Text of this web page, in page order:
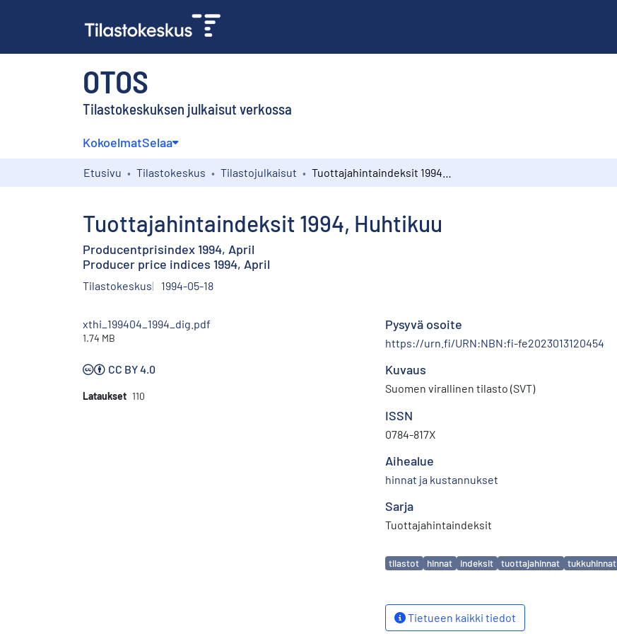
OTOS
Tilastokeskuksen julkaisut verkossa
KokoelmatSelaa
Etusivu Tilastokeskus Tilastojulkaisut
Tuottajahintaindeksit 1994, Huhtikuu
Producentprisindex 1994, April
Producer price indices 1994, April
Tilastokeskus 1994-05-18
xthi_199404_1994_dig.pdf
1.74 MB
CC BY 4.0
Lataukset 110
Pysyvä osoite
https://urn.fi/URN:NBN:fi-fe2023013120454
Kuvaus
Suomen virallinen tilasto (SVT)
ISSN
0784-817X
Aihealue
hinnat ja kustannukset
Sarja
Tuottajahintaindeksit
Avainsanat
tilastot hinnat indeksit tuottajahinnat tukkuhinnat
Tietueen kaikki tiedot